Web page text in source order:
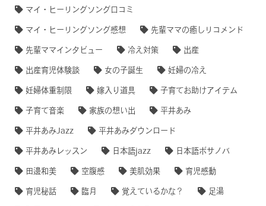
マイ・ヒーリングソング口コミ
マイ・ヒーリングソング感想 先輩ママの癒しリコメンド
先輩ママインタビュー 冷え対策 出産
出産育児体験談 女の子誕生 妊婦の冷え
妊婦体重制限 嫁入り道具 子育てお助けアイテム
子育て音楽 家族の想い出 平井あみ
平井あみJazz 平井あみダウンロード
平井あみレッスン 日本語jazz 日本語ボサノバ
田邊和美 空腹感 美肌効果 育児感動
育児秘話 臨月 覚えているかな？ 足湯